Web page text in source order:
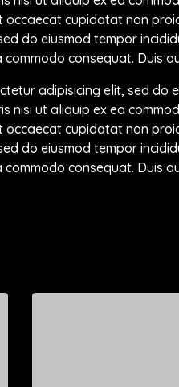
cupidatat non
do eiusmod tempor
consequat. Duis
adipisicing elit, sed do
nisi ut aliquip ex ea
cupidatat non
do eiusmod tempor
consequat. Duis